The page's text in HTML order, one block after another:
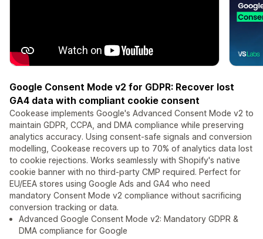
Google Consent Mode v2 for GDPR: Recover lost
GA4 data with compliant cookie consent
Cookease implements Google's Advanced Consent Mode v2 to
maintain GDPR, CCPA, and DMA compliance while preserving
analytics accuracy. Using consent-safe signals and conversion
modelling, Cookease recovers up to 70% of analytics data lost
to cookie rejections. Works seamlessly with Shopify's native
cookie banner with no third-party CMP required. Perfect for
EU/EEA stores using Google Ads and GA4 who need
mandatory Consent Mode v2 compliance without sacrificing
conversion tracking or data.
Advanced Google Consent Mode v2: Mandatory GDPR &
DMA compliance for Google